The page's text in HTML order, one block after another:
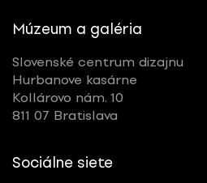
Múzeum a galéria
Slovenské centrum dizajnu
Hurbanove kasárne
Kollárovo nám. 10
811 07 Bratislava
Sociálne siete